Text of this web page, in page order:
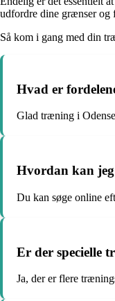
udfordre dine grænser og
Så kom i gang med din
Hvad er
Glad træning i
Hvordan kan
Du kan søge online
Er der specielle
Ja, der er flere